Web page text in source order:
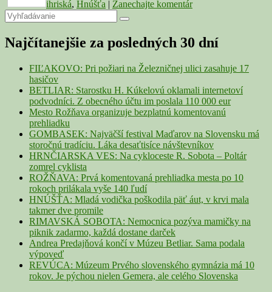
ihriská, Hnúšťa | Zanechajte komentár
Primary
Sidebar
Widget
Area
Search
for:
Search
Najčítanejšie za posledných 30 dní
FIĽAKOVO: Pri požiari na Železničnej ulici zasahuje 17
hasičov
BETLIAR: Starostku H. Kúkelovú oklamali internetoví
podvodníci. Z obecného účtu im poslala 110 000 eur
Mesto Rožňava organizuje bezplatnú komentovanú
prehliadku
GOMBASEK: Najväčší festival Maďarov na Slovensku má
storočnú tradíciu. Láka desaťtisíce návštevníkov
HRNČIARSKA VES: Na cykloceste R. Sobota – Poltár
zomrel cyklista
ROŽŇAVA: Prvá komentovaná prehliadka mesta po 10
rokoch prilákala vyše 140 ľudí
HNÚŠŤA: Mladá vodička poškodila päť áut, v krvi mala
takmer dve promile
RIMAVSKÁ SOBOTA: Nemocnica pozýva mamičky na
piknik zadarmo, každá dostane darček
Andrea Predajňová končí v Múzeu Betliar. Sama podala
výpoveď
REVÚCA: Múzeum Prvého slovenského gymnázia má 10
rokov. Je pýchou nielen Gemera, ale celého Slovenska